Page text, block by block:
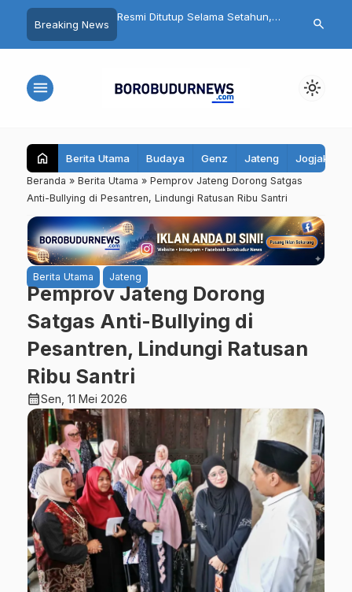
Breaking News
Resmi Ditutup Selama Setahun,
Candi Mendut Akan Dipugar
hingga Punya Atap Lagi
Fantastis! Program Belonjo
Juta, Bupati Magelang Bidik
search
menu light_mode
home Berita Utama Budaya Genz Jateng Jogjakarta
Beranda » Berita Utama » Pemprov Jateng Dorong Satgas
Anti-Bullying di Pesantren, Lindungi Ratusan Ribu Santri
Berita Utama Jateng
Pemprov Jateng Dorong
Satgas Anti-Bullying di
Pesantren, Lindungi Ratusan
Ribu Santri
calendar_monthSen, 11 Mei 2026